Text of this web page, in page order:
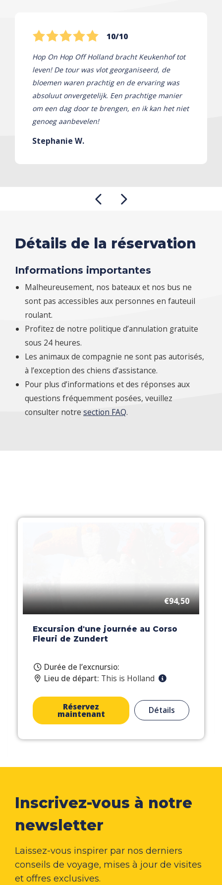
10/10
Hop On Hop Off Holland bracht Keukenhof tot
leven! De tour was vlot georganiseerd, de
bloemen waren prachtig en de ervaring was
absoluut onvergetelijk. Een prachtige manier
om een ​​dag door te brengen, en ik kan het niet
genoeg aanbevelen!
Stephanie W.
Détails de la réservation
Informations importantes
Malheureusement, nos bateaux et nos bus ne
sont pas accessibles aux personnes en fauteuil
roulant.
Profitez de notre politique d’annulation gratuite
sous 24 heures.
Les animaux de compagnie ne sont pas autorisés,
à l’exception des chiens d’assistance.
Pour plus d’informations et des réponses aux
questions fréquemment posées, veuillez
consulter notre section FAQ.
€94,50
Excursion d'une journée au Corso
Fleuri de Zundert
Durée de l’excnursio:
Lieu de départ: This is Holland
Réservez
maintenant Détails
Inscrivez-vous à notre
newsletter
Laissez-vous inspirer par nos derniers
conseils de voyage, mises à jour de visites
et offres exclusives.